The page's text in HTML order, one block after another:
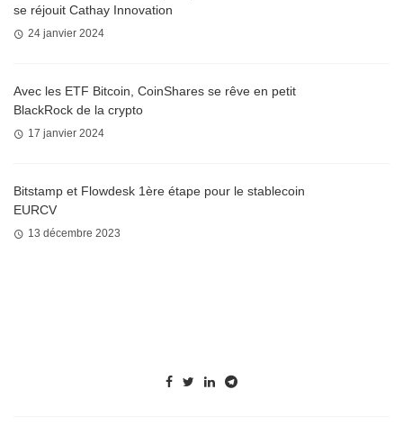
se réjouit Cathay Innovation
24 janvier 2024
Avec les ETF Bitcoin, CoinShares se rêve en petit
BlackRock de la crypto
17 janvier 2024
Bitstamp et Flowdesk 1ère étape pour le stablecoin
EURCV
13 décembre 2023